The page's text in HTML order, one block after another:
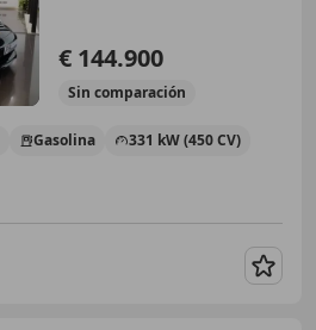
€ 144.900
Sin comparación
Gasolina 331 kW (450 CV)